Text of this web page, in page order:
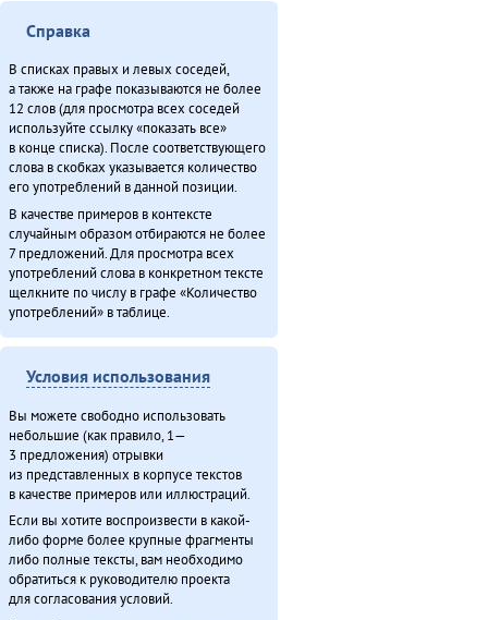
Справка
В списках правых и левых соседей,
а также на графе показываются не более
12 слов (для просмотра всех соседей
используйте ссылку «показать все»
в конце списка). После соответствующего
слова в скобках указывается количество
его употреблений в данной позиции.
В качестве примеров в контексте
случайным образом отбираются не более
7 предложений. Для просмотра всех
употреблений слова в конкретном тексте
щелкните по числу в графе «Количество
употреблений» в таблице.
Условия использования
Вы можете свободно использовать
небольшие (как правило, 1—
3 предложения) отрывки
из представленных в корпусе текстов
в качестве примеров или иллюстраций.
Если вы хотите воспроизвести в какой-
либо форме более крупные фрагменты
либо полные тексты, вам необходимо
обратиться к руководителю проекта
для согласования условий.